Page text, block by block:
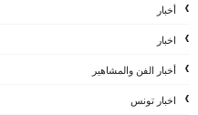
أخبار
اخبار
أخبار الفن والمشاهير
اخبار تونس